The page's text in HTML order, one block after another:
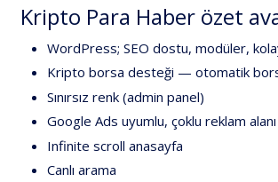
Kripto Para Haber özet
WordPress; SEO dostu, modüler,
Kripto borsa desteği — otomatik
Sınırsız renk (admin panel)
Google Ads uyumlu, çoklu reklam alanı
Infinite scroll anasayfa
Canlı arama